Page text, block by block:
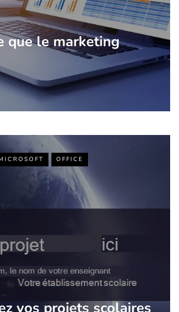
que le marketing
OFFICE
vos projets scolaires